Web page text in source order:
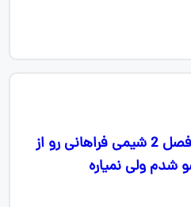
سلام میدونید ویدیو های فصل 2 شیمی فراهانی رو از
شدم ولی نمیاره